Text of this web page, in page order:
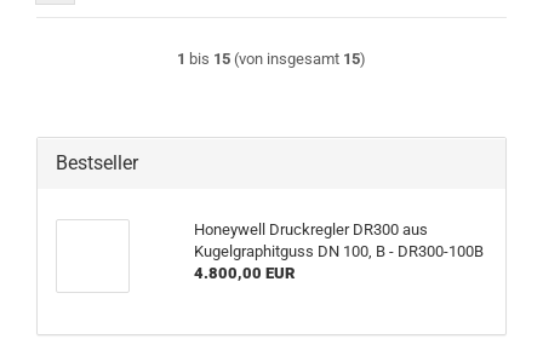
1 bis 15 (von insgesamt 15)
Bestseller
Honeywell Druckregler DR300 aus
Kugelgraphitguss DN 100, B - DR300-100B
4.800,00 EUR